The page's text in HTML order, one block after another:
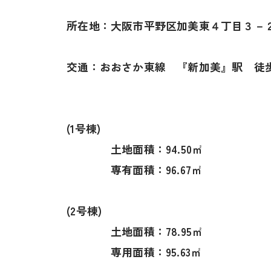
所在地：大阪市平野区加美東４丁目３－
交通：おおさか東線 『新加美』駅 徒
(1号棟)
土地面積：94.50㎡
専有面積：96.67㎡
(2号棟)
土地面積：78.95㎡
専用面積：95.63㎡